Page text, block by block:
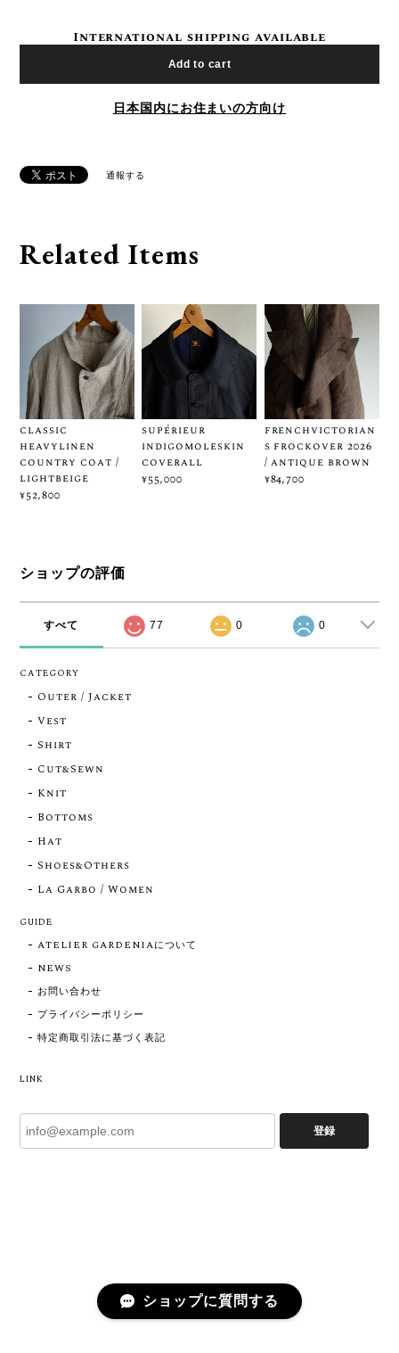
International shipping available
Add to cart
日本国内にお住まいの方向け
通報する
Related Items
classic
heavylinen
country coat /
lightbeige
¥52,800
supérieur
indigomoleskin
coverall
¥55,000
frenchvictorian
s frockover 2026
/ antique brown
¥84,700
ショップの評価
すべて 77 0 0
CATEGORY
Outer / Jacket
Vest
Shirt
Cut&Sewn
Knit
Bottoms
Hat
Shoes&Others
La Garbo / Women
GUIDE
ATELIER GARDENIAについて
NEWS
お問い合わせ
プライバシーポリシー
特定商取引法に基づく表記
LINK
登録
ショップに質問する